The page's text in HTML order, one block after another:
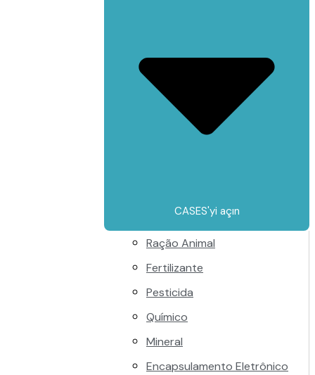
CASES'yi açın
Ração Animal
Fertilizante
Pesticida
Químico
Mineral
Encapsulamento Eletrônico